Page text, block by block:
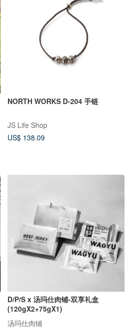
NORTH WORKS D-204 手链
JS Life Shop
US$ 138.09
D/P/S x 汤玛仕肉铺-双享礼盒
(120gX2+75gX1)
汤玛仕肉铺